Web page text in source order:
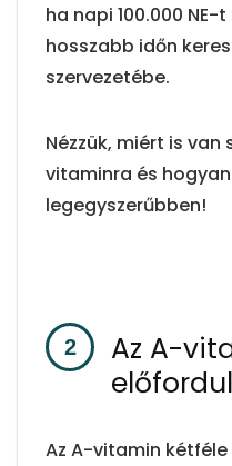
ha napi 100.000
hosszabb időn
szervezetébe.
Nézzük, miért is van
vitaminra és
legegyszerűbben!
Az A-
Az A-vitamin